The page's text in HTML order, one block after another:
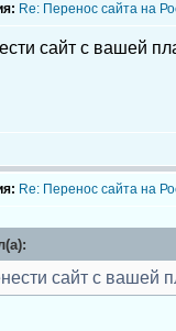
Re: Перенос сайта на
сайт с вашей
Re: Перенос сайта на
сайт с